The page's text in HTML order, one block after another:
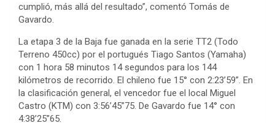
cumplió, más allá del resultado”, comentó Tomás de
Gavardo.
La etapa 3 de la Baja fue ganada en la serie TT2 (Todo
Terreno 450cc) por el portugués Tiago Santos (Yamaha)
con 1 hora 58 minutos 14 segundos para los 144
kilómetros de recorrido. El chileno fue 15° con 2:23’59”. En
la clasificación general, el vencedor fue el local Miguel
Castro (KTM) con 3:56’45”75. De Gavardo fue 14° con
4:38’25”65.